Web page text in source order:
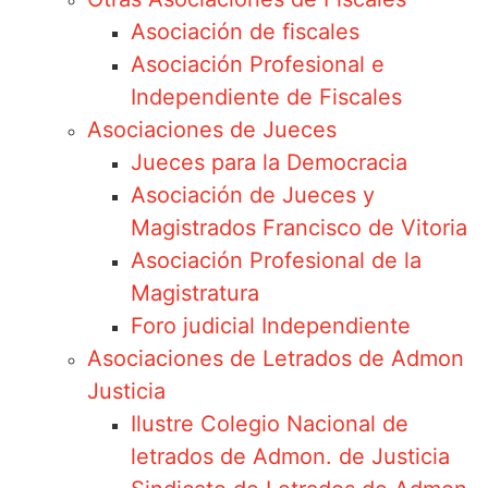
Asociación de fiscales
Asociación Profesional e
Independiente de Fiscales
Asociaciones de Jueces
Jueces para la Democracia
Asociación de Jueces y
Magistrados Francisco de Vitoria
Asociación Profesional de la
Magistratura
Foro judicial Independiente
Asociaciones de Letrados de Admon
Justicia
Ilustre Colegio Nacional de
letrados de Admon. de Justicia